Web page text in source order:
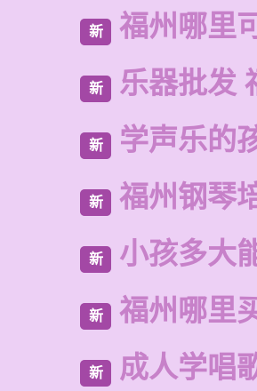
新 福州哪里
新 乐器批发
新 学声乐的
新 福州钢琴
新 小孩多大
新 福州哪里
新 成人学唱